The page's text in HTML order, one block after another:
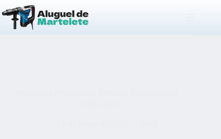
Pular
para